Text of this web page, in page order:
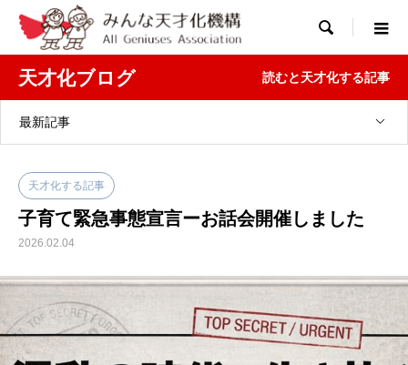

天才化ブログ 読むと天才化する記事
最新記事
天才化する記事
子育て緊急事態宣言ーお話会開催しました
2026.02.04